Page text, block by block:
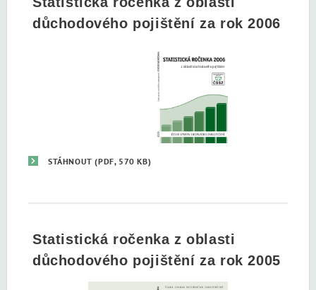
důchodového pojištění za rok 2006
STÁHNOUT(PDF, 570 KB)
Statistická ročenka z oblasti
důchodového pojištění za rok 2005